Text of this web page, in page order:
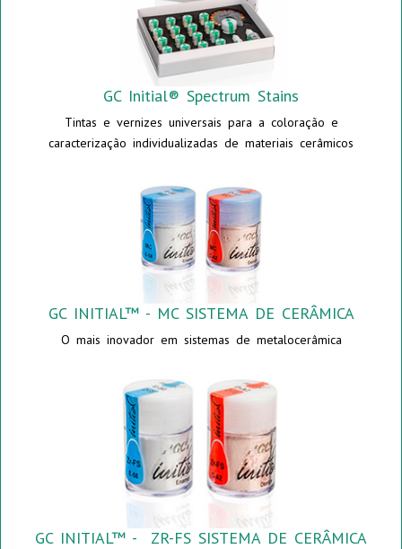
GC Initial® Spectrum Stains
Tintas e vernizes universais para a coloração e
caracterização individualizadas de materiais cerâmicos
GC INITIAL™ - MC SISTEMA DE CERÂMICA
O mais inovador em sistemas de metalocerâmica
GC INITIAL™ - ZR-FS SISTEMA DE CERÂMICA